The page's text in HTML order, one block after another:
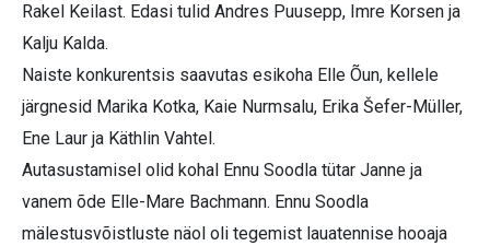
Rakel Keilast. Edasi tulid Andres Puusepp, Imre Korsen ja
Kalju Kalda.
Naiste konkurentsis saavutas esikoha Elle Õun, kellele
järgnesid Marika Kotka, Kaie Nurmsalu, Erika Šefer-Müller,
Ene Laur ja Käthlin Vahtel.
Autasustamisel olid kohal Ennu Soodla tütar Janne ja
vanem õde Elle-Mare Bachmann. Ennu Soodla
mälestusvõistluste näol oli tegemist lauatennise hooaja